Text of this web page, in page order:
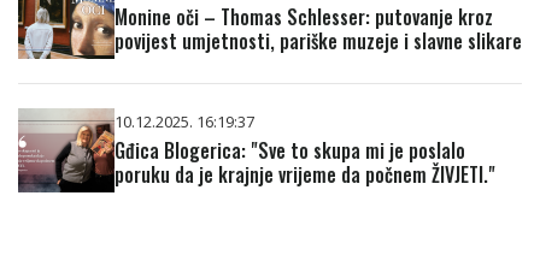
Monine oči – Thomas Schlesser: putovanje kroz
povijest umjetnosti, pariške muzeje i slavne slikare
10.12.2025. 16:19:37
Gđica Blogerica: "Sve to skupa mi je poslalo
poruku da je krajnje vrijeme da počnem ŽIVJETI."